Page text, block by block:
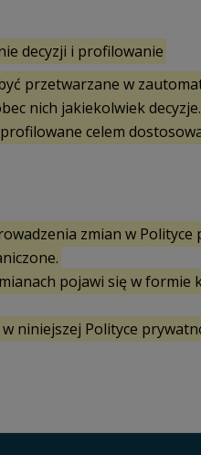
decyzji i profilowanie
przetwarzane w
nich jakiekolwiek decyzje.
celem
zmian w Polityce
pojawi się w
niniejszej Polityce